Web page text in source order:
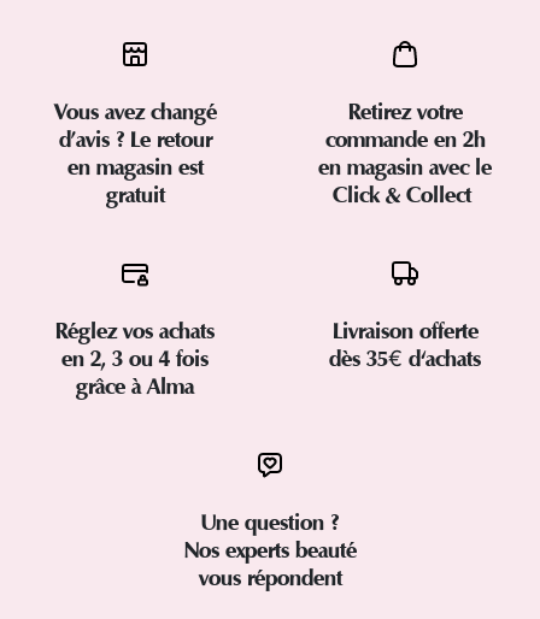
Vous avez changé
d’avis ? Le retour
en magasin est
gratuit
Retirez votre
commande en 2h
en magasin avec le
Click & Collect
Réglez vos achats
en 2, 3 ou 4 fois
grâce à Alma
Livraison offerte
dès 35€ d'achats
Une question ?
Nos experts beauté
vous répondent